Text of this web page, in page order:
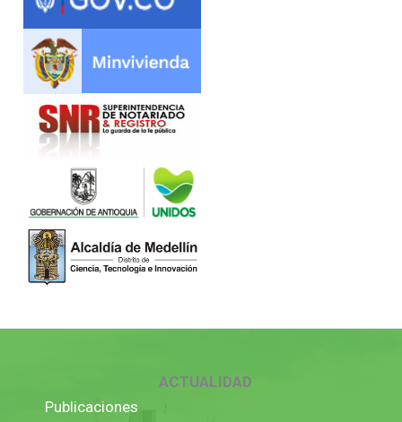
ACTUALIDAD
Publicaciones